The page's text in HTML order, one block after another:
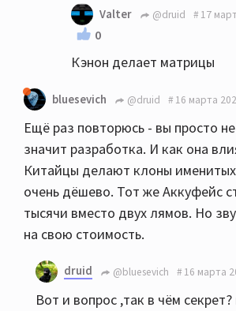
Valter @druid 17
0
Кэнон делает матрицы
bluesevich @druid 16 марта
Ещё раз повторюсь - вы просто
значит разработка. И как она
Китайцы делают клоны
очень дёшево. Тот же Аккуфейс
тысячи вместо двух лямов. Но
на свою стоимость.
druid @bluesevich 16 марта
Вот и вопрос ,так в чём